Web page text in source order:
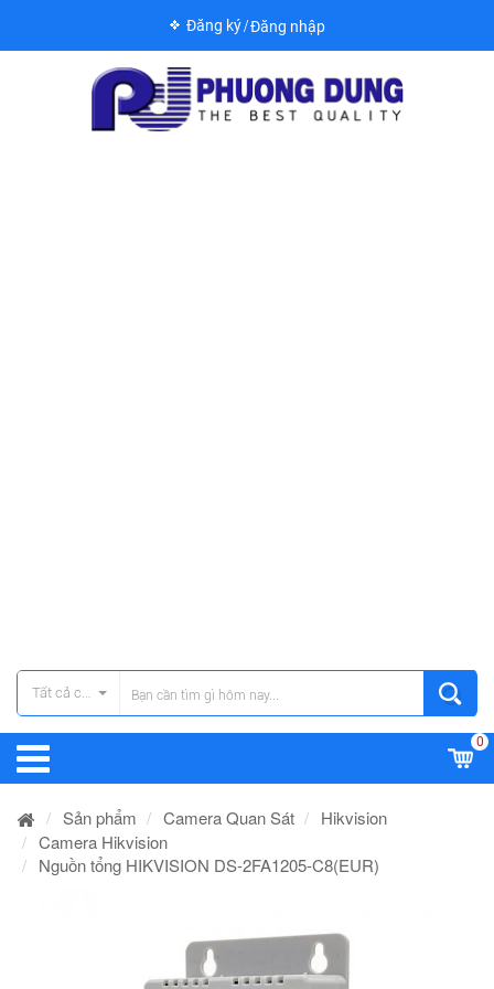
Đăng ký Đăng nhập
Tất cả các danh mục
0
Sản phẩm Camera Quan Sát
Hikvision
Camera Hikvision
Nguồn tổng HIKVISION DS-2FA1205-C8(EUR)